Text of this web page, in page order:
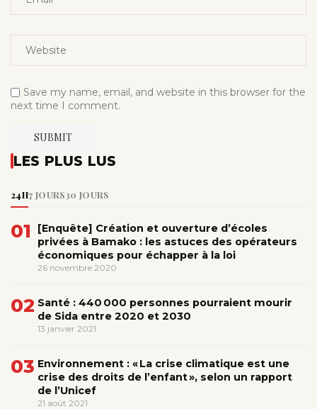
Save my name, email, and website in this browser for the
next time I comment.
LES PLUS LUS
24H7 JOURS30 JOURS
01
[Enquête] Création et ouverture d’écoles
privées à Bamako : les astuces des opérateurs
économiques pour échapper à la loi
26 novembre 2020
02 Santé : 440 000 personnes pourraient mourir
de Sida entre 2020 et 2030
13 janvier 2021
03 Environnement : « La crise climatique est une
crise des droits de l’enfant », selon un rapport
de l’Unicef
21 août 2021